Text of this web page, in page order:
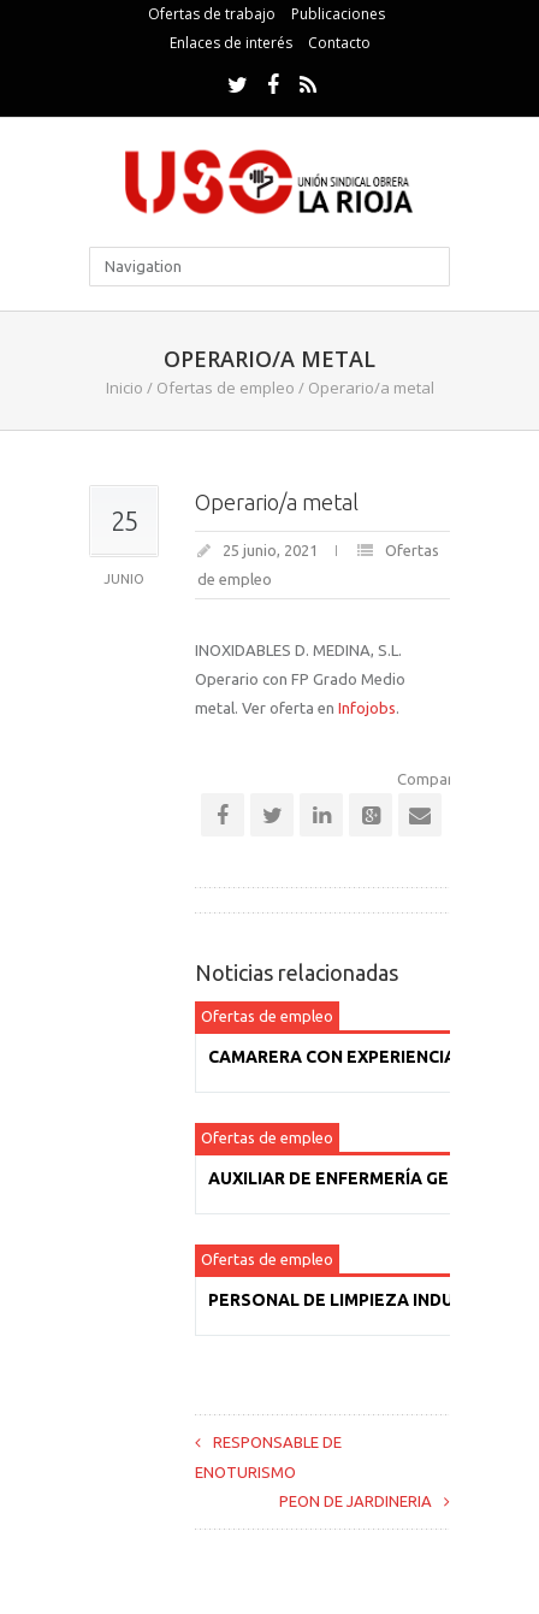
Ofertas de trabajo
Publicaciones
Enlaces de interés
Contacto
OPERARIO/A METAL
Inicio / Ofertas de empleo / Operario/a metal
25
JUNIO
Operario/a metal
25 junio, 2021
Ofertas
de empleo
INOXIDABLES D. MEDINA, S.L.
Operario con FP Grado Medio
metal. Ver oferta en Infojobs.
Comparte esta
Noticias relacionadas
Ofertas de empleo
CAMARERA CON EXPERIENCIA
Ofertas de empleo
AUXILIAR DE ENFERMERÍA GERIÁTRICA
Ofertas de empleo
PERSONAL DE LIMPIEZA INDUSTRIAL
RESPONSABLE DE
ENOTURISMO
PEON DE JARDINERIA